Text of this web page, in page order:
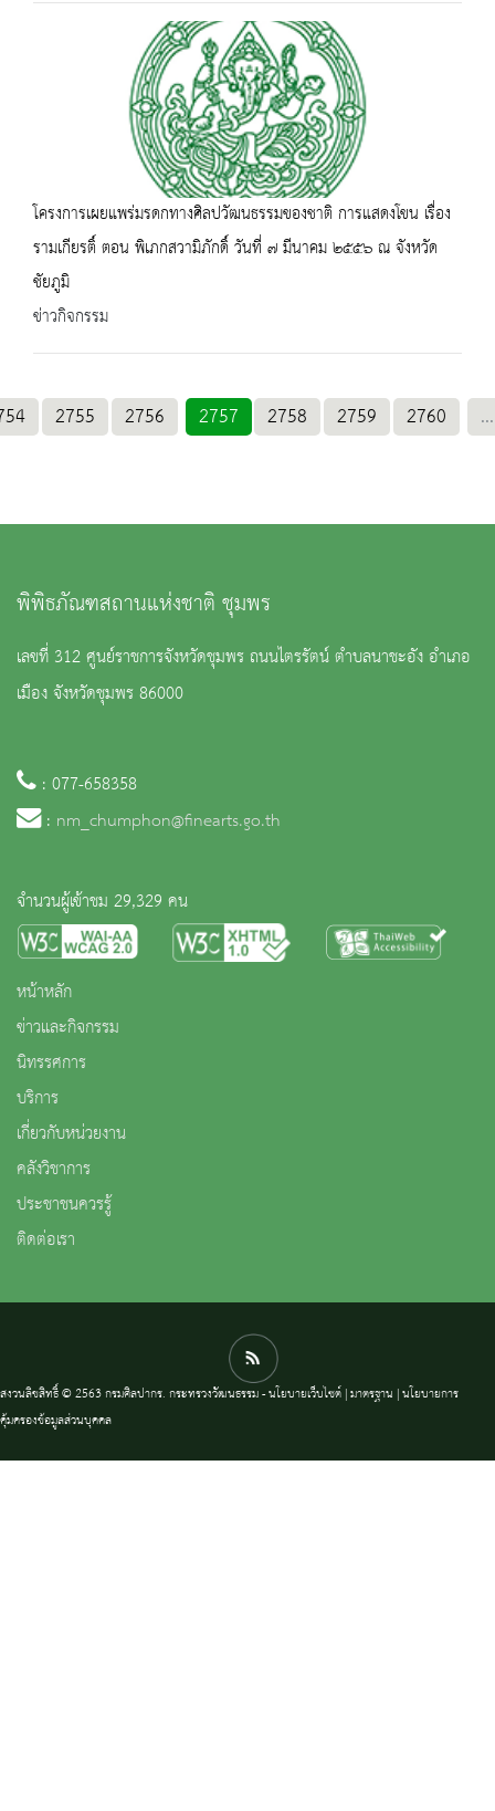
โครงการเผยแพร่มรดกทางศิลปวัฒนธรรมของชาติ การแสดงโขน เรื่อง
รามเกียรติ์ ตอน พิเภกสวามิภักดิ์ วันที่ ๗ มีนาคม ๒๕๕๖ ณ จังหวัด
ชัยภูมิ
ข่าวกิจกรรม
2755 2756 2757 2758 2759 2760 ...
พิพิธภัณฑสถานแห่งชาติ ชุมพร
เลขที่ 312 ศูนย์ราชการจังหวัดชุมพร ถนนไตรรัตน์ ตำบลนาชะอัง อำเภอ
เมือง จังหวัดชุมพร 86000
: 077-658358
: nm_chumphon@finearts.go.th
จำนวนผู้เข้าชม 29,329 คน
หน้าหลัก
ข่าวและกิจกรรม
นิทรรศการ
บริการ
เกี่ยวกับหน่วยงาน
คลังวิชาการ
ประชาชนควรรู้
ติดต่อเรา
สงวนลิขสิทธิ์ © 2563 กรมศิลปากร. กระทรวงวัฒนธรรม -นโยบายเว็บไซต์|มาตรฐาน |นโยบายการ
คุ้มครองข้อมูลส่วนบุคคล